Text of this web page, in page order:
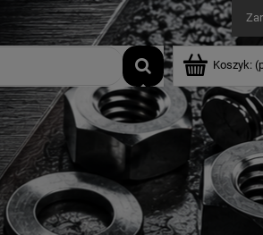
Koszyk: